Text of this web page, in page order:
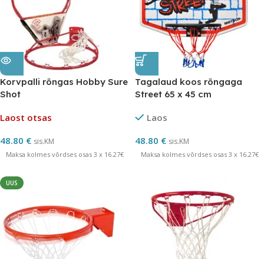
Korvpalli rõngas Hobby Sure
Shot
Laost otsas
48.80 € sis.KM
Maksa kolmes võrdses osas 3 x 16.27€
Tagalaud koos rõngaga
Street 65 x 45 cm
Laos
48.80 € sis.KM
Maksa kolmes võrdses osas 3 x 16.27€
UUS